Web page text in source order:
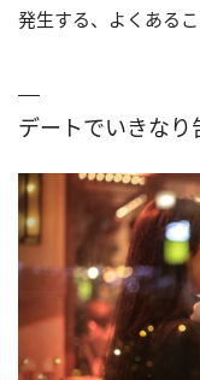
発生する、よくあるこ
デートでいきなり